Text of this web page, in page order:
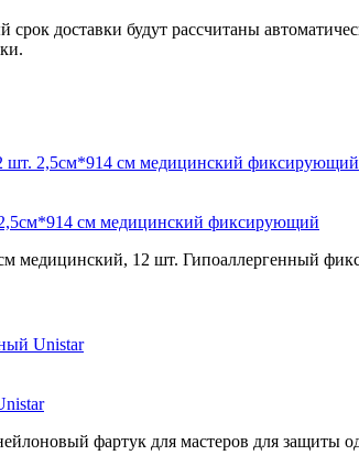
доставки будут рассчитаны
см медицинский фиксирующий
медицинский, 12 шт. Гипоаллергенный
фартук для мастеров для защиты